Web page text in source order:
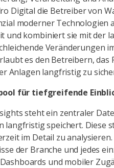
Digital die Betreiber von
moderner
und kombiniert sie mit der
Veränderungen
es den Betreibern,
Anlagen langfristig zu
für tiefgreifende
steht ein zentraler
langfristig speichert.
im Detail zu
der Branche und jedes
und mobiler